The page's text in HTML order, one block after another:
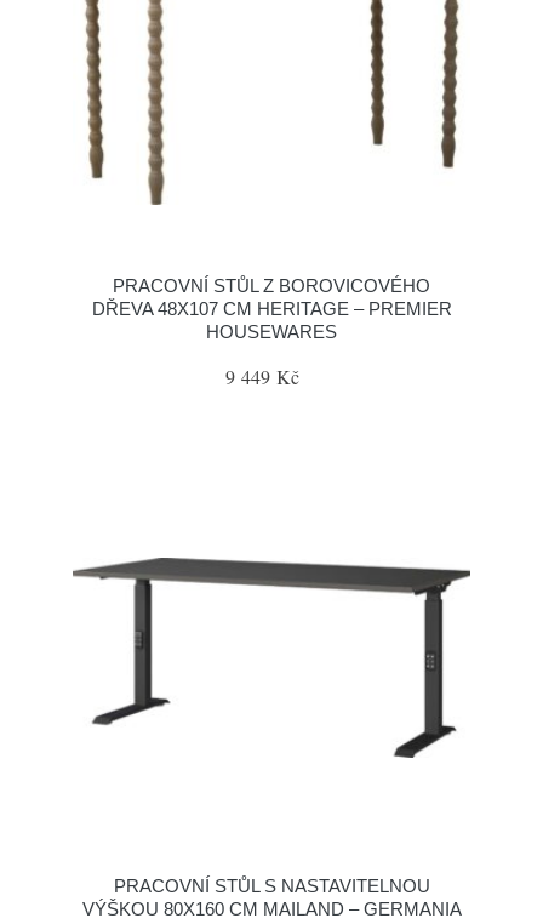
PRACOVNÍ STŮL Z BOROVICOVÉHO
DŘEVA 48X107 CM HERITAGE – PREMIER
HOUSEWARES
9 449 Kč
PRACOVNÍ STŮL S NASTAVITELNOU
VÝŠKOU 80X160 CM MAILAND – GERMANIA